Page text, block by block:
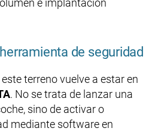
e implantación
de seguridad
terreno vuelve a estar en
. No se trata de lanzar una
sino de activar o
mediante software en